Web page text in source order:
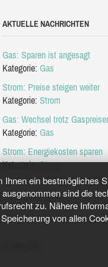
ein bestmögliches
sind die
zu. Nähere
von allen
AKTUELLE NACHRICHTEN
Gas: Sparen ist angesagt
Kategorie: Gas
Strom: Preise steigen weiter
Kategorie: Strom
Gas: Wechsel trotz
Kategorie: Gas
Strom: Energiekosten sparen
Kategorie:Strom